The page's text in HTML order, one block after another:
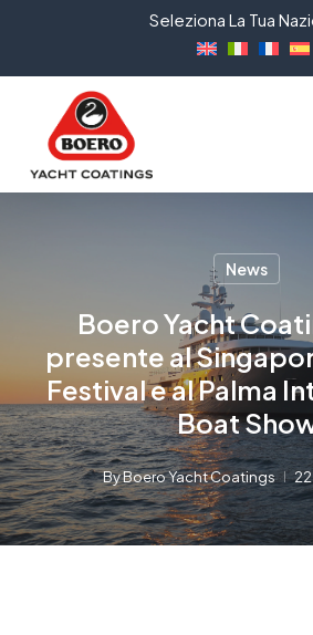
Seleziona La Tua
News
Boero Yacht
presente al
Festival e al Palma
Boat
ByBoero Yacht Coatings